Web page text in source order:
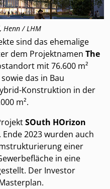
Henn / LHM
sind das ehemalige
dem Projektnamen The
mit 76.600 m²
das in Bau
Konstruktion in der
m².
SOuth HOrizon
Ende 2023 wurden auch
einer
in eine
Der Investor